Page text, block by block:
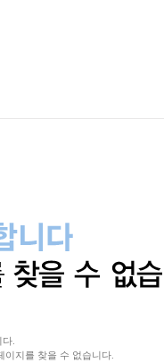
.
지를 찾을 수 없습니다.